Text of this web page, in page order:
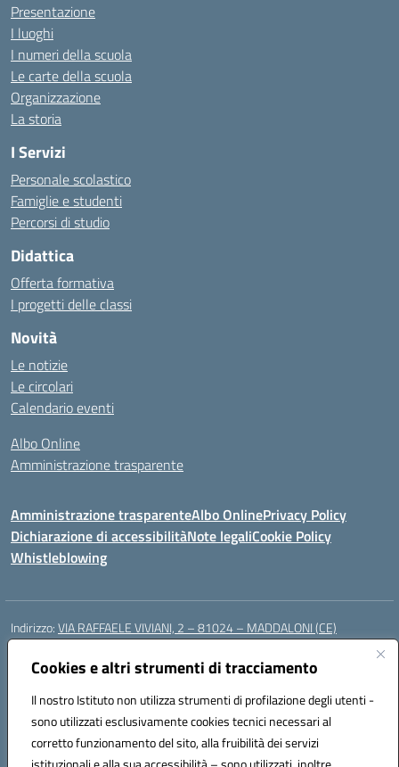
Cookies e altri strumenti di tracciamento
Il nostro Istituto non utilizza strumenti di profilazione degli utenti -
sono utilizzati esclusivamente cookies tecnici necessari al
corretto funzionamento del sito, alla fruibilità dei servizi
Presentazione
I luoghi
I numeri della scuola
Le carte della scuola
Organizzazione
La storia
I Servizi
Personale scolastico
Famiglie e studenti
Percorsi di studio
Didattica
Offerta formativa
I progetti delle classi
Novità
Le notizie
Le circolari
Calendario eventi
Albo Online
Amministrazione trasparente
Amministrazione trasparenteAlbo OnlinePrivacy Policy
Dichiarazione di accessibilitàNote legaliCookie Policy
Whistleblowing
Indirizzo:VIA RAFFAELE VIVIANI, 2 – 81024 – MADDALONI (CE)
Centralino:
Posta elettronica certificata (PEC):ceic8av00r@pec.istruzione.it
Codice fiscale: 93086020612
Codice meccanografico:CEIC8AV00R
Codice Indice delle Pubbliche Amministrazioni (IPA): icamm
Codice unico di fatturazione (CUF): UF8WE6